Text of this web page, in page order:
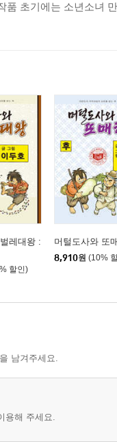
품 초기에는 소년소녀
레대왕 :
할인)
머털도사와 또
8,910원 (10%
남겨주세요.
용해 주세요.